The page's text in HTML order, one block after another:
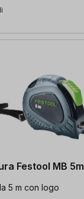
Festool MB 5m
5 m con logo